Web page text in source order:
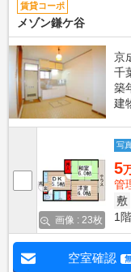
賃貸コーポ
メゾン鎌ケ谷
京
千
築
建
画像 : 23枚
写
5
管
敷
1階
空室確認